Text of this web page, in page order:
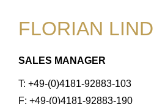
FLORIAN LIND
SALES MANAGER
T: +49-(0)4181-92883-103
F: +49-(0)4181-92883-190